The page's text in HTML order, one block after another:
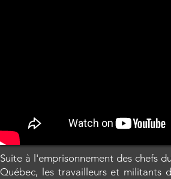
Suite à l'emprisonnement des chefs
Québec, les travailleurs et militants